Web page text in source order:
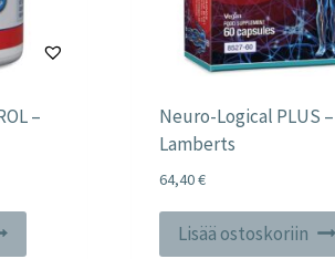
–
Neuro-Logical PLUS –
Lamberts
64,40€
Lisää ostoskoriin